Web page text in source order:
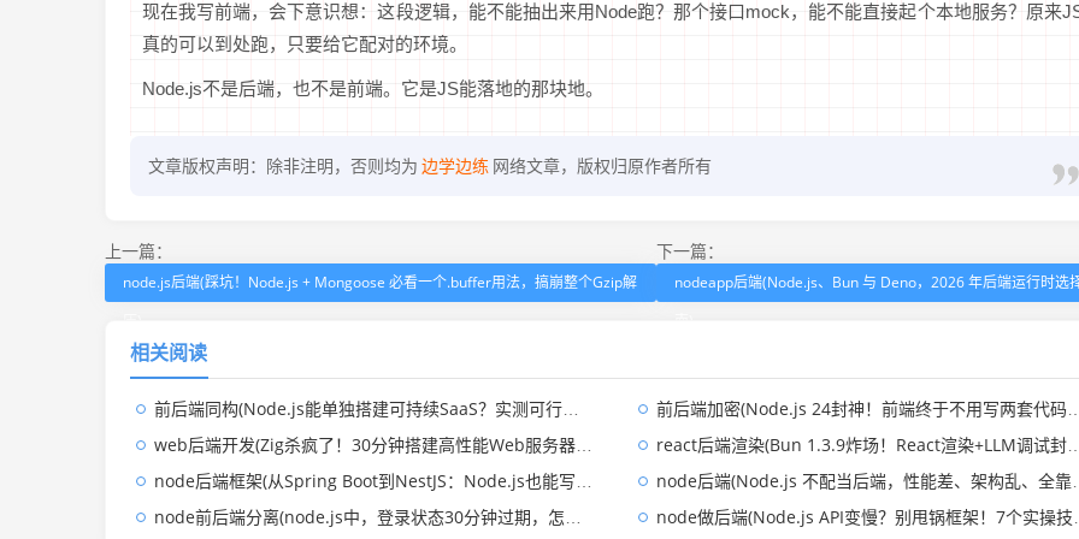
现在我写前端，会下意识想：这段逻辑，能不能抽出来用Node跑？那个接口mock，能不能直接起个本地服务？原来
真的可以到处跑，只要给它配对的环境。
Node.js不是后端，也不是前端。它是JS能落地的那块地。
文章版权声明：除非注明，否则均为 边学边练 网络文章，版权归原作者所有
上一篇：
node.js后端(踩坑！Node.js + Mongoose 必看一个.buffer用法，搞崩整个Gzip解
下一篇：
nodeapp后端(Node.js、Bun 与 Deno，2026 年后端运行时选
相关阅读
前后端同构(Node.js能单独搭建可持续SaaS？实测可行！无前端经验也能上手)
前后端加密(Node.js 24封神！前端终于不用写两套代码，9个依赖直接删)
web后端开发(Zig杀疯了！30分钟搭建高性能Web服务器，碾压Node.js、Go？)
react后端渲染(Bun 1.3.9炸场！React渲染+LLM调试封神，Node.js要慌了？)
node后端框架(从Spring Boot到NestJS：Node.js也能写出企业级后端)
node后端(Node.js 不配当后端，性能差、架构乱、全靠吹，就是个半成品玩具)
node前后端分离(node.js中，登录状态30分钟过期，怎么做？)
node做后端(Node.js API变慢？别甩锅框架！7个实操技巧，10分钟提速10倍)